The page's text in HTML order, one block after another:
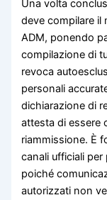
Una volta
deve compilare il
ADM, ponendo
compilazione di
revoca
personali
dichiarazione di
attesta di essere
riammissione. È
canali ufficiali
poiché
autorizzati non